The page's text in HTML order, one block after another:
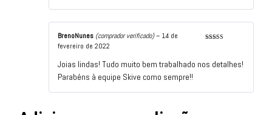
BrenoNunes (comprador verificado) – 14 de
fevereiro de 2022
Joias lindas! Tudo muito bem trabalhado nos detalhes!
Parabéns à equipe Skive como sempre!!